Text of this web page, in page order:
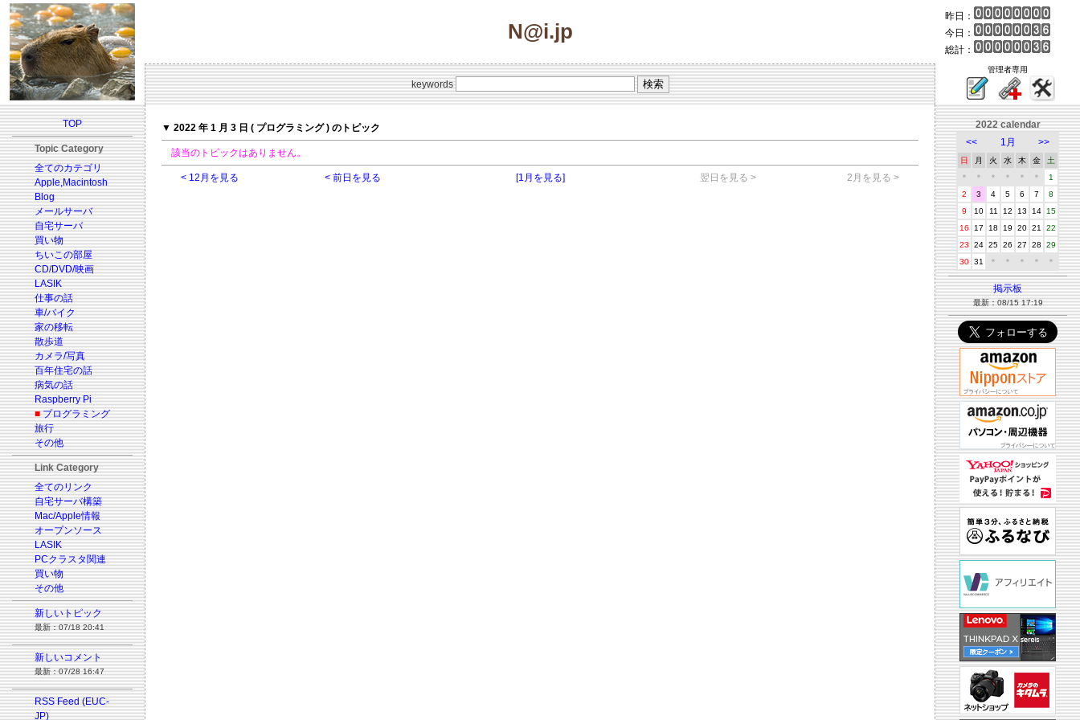
N@i.jp
昨日：
今日：
総計：
keywords
管理者専用
TOP
Topic Category
全てのカテゴリ
Apple,Macintosh
Blog
メールサーバ
自宅サーバ
買い物
ちいこの部屋
CD/DVD/映画
LASIK
仕事の話
車/バイク
家の移転
散歩道
カメラ/写真
百年住宅の話
病気の話
Raspberry Pi
■ プログラミング
旅行
その他
Link Category
全てのリンク
自宅サーバ構築
Mac/Apple情報
オープンソース
LASIK
PCクラスタ関連
買い物
その他
新しいトピック
最新：07/18 20:41
新しいコメント
最新：07/28 16:47
RSS Feed (EUC-
JP)
▼ 2022 年 1 月 3 日 ( プログラミング ) のトピック
該当のトピックはありません。
< 12月を見る < 前日を見る [1月を見る] 翌日を見る > 2月を見る >
2022 calendar
<<
1月 >>
日 月 火 水 木 金
土
＊
＊ ＊ ＊ ＊ ＊
1
2
3 4 5 6 7
8
9
10 11 12 13 14
15
16
17 18 19 20 21
22
23
24 25 26 27 28
29
30 31 ＊ ＊ ＊ ＊ ＊
掲示板
最新：08/15 17:19